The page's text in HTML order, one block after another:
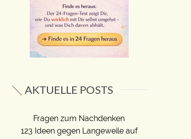
AKTUELLE POSTS
Fragen zum Nachdenken
123 Ideen gegen Langeweile auf